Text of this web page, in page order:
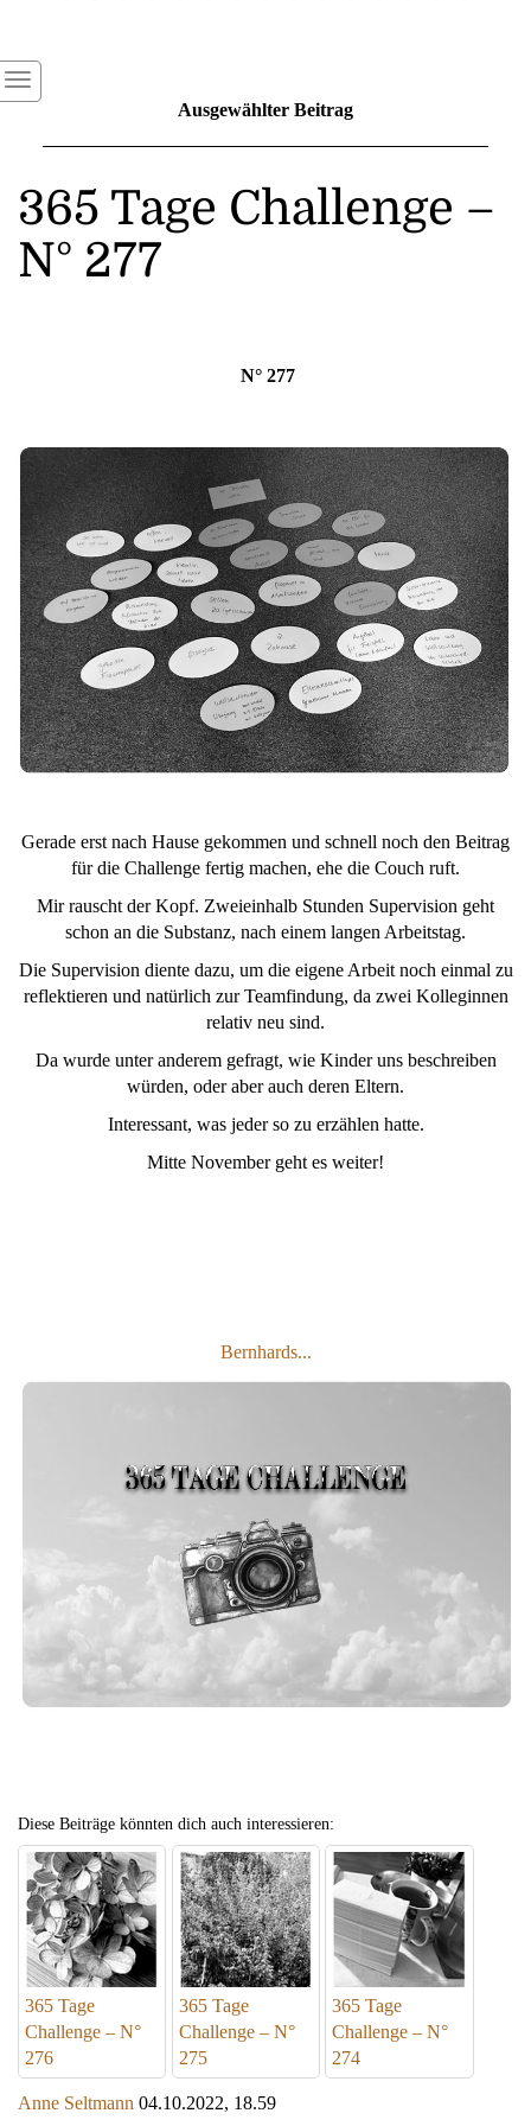
Ausgewählter Beitrag
365 Tage Challenge –
N° 277
N° 277
Gerade erst nach Hause gekommen und schnell noch den Beitrag
für die Challenge fertig machen, ehe die Couch ruft.
Mir rauscht der Kopf. Zweieinhalb Stunden Supervision geht
schon an die Substanz, nach einem langen Arbeitstag.
Die Supervision diente dazu, um die eigene Arbeit noch einmal zu
reflektieren und natürlich zur Teamfindung, da zwei Kolleginnen
relativ neu sind.
Da wurde unter anderem gefragt, wie Kinder uns beschreiben
würden, oder aber auch deren Eltern.
Interessant, was jeder so zu erzählen hatte.
Mitte November geht es weiter!
Bernhards...
Diese Beiträge könnten dich auch interessieren:
365 Tage
Challenge – N°
276
365 Tage
Challenge – N°
275
365 Tage
Challenge – N°
274
Anne Seltmann 04.10.2022, 18.59